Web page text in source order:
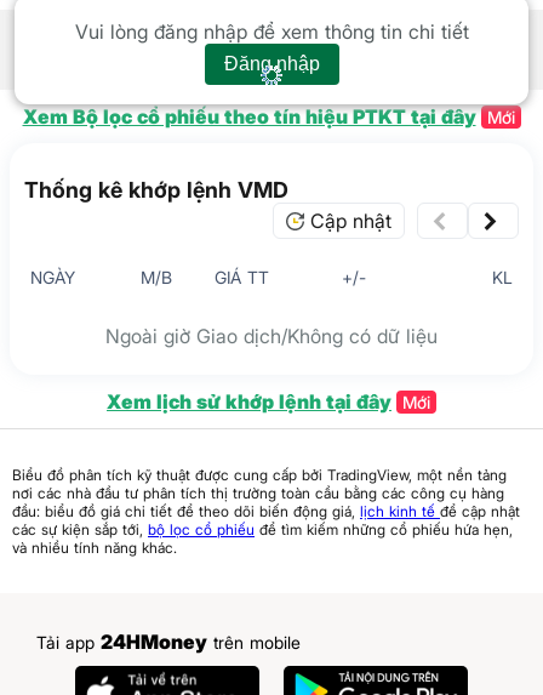
Tín hiệu kỹ thuật Xem tất cả
Vui lòng đăng nhập để xem thông tin chi tiết
Đăng nhập
Xem Bộ lọc cổ phiếu theo tín hiệu PTKT tại đây Mới
Thống kê khớp lệnh VMD
Cập nhật
NGÀY M/B GIÁ TT +/- KL
Ngoài giờ Giao dịch/Không có dữ liệu
Xem lịch sử khớp lệnh tại đây Mới
Biểu đồ phân tích kỹ thuật được cung cấp bởi TradingView, một nền tảng
nơi các nhà đầu tư phân tích thị trường toàn cầu bằng các công cụ hàng
đầu: biểu đồ giá chi tiết để theo dõi biến động giá, lịch kinh tế để cập nhật
các sự kiện sắp tới, bộ lọc cổ phiếu để tìm kiếm những cổ phiếu hứa hẹn,
và nhiều tính năng khác.
Tải app 24HMoney trên mobile